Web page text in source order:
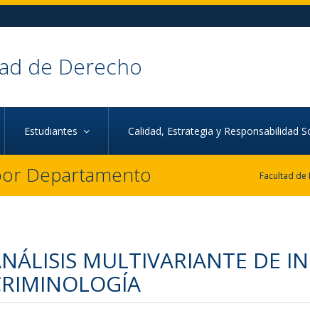
d de Derecho
Estudiantes Calidad, Estrategia y Responsabilidad
Departamento
MULTIVARIANTE DE